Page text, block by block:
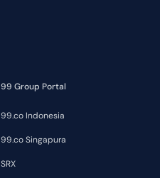
99 Group Portal
99.co Indonesia
99.co Singapura
SRX